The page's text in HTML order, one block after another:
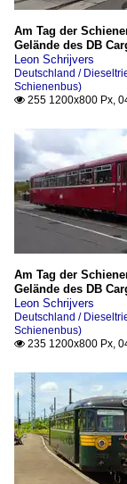
Akku-,
BR
Brücken
Bahnhöfe
Sonstige
2015
2016
2017
2018
2020
2020
2021
2022
2024
2026
Am Tag der
Gelände des DB
Leon Schrijvers
Deutschland /
Schienenbus)
 255 1200x800 Px,
Am Tag der
Gelände des DB
Leon Schrijvers
Deutschland /
Schienenbus)
 235 1200x800 Px,